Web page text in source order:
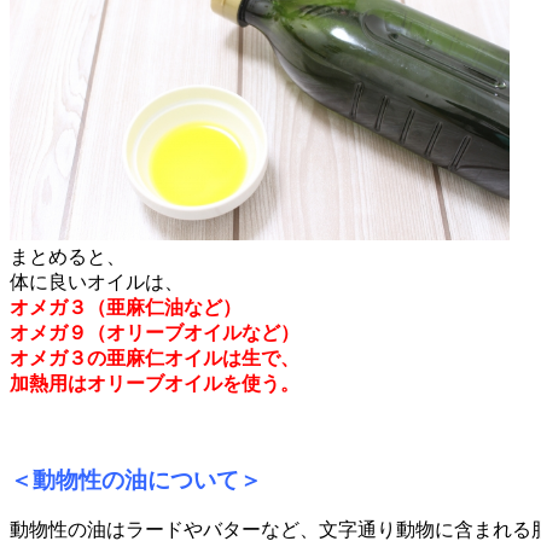
まとめると、
体に良いオイルは、
オメガ３（亜麻仁油など）
オメガ９（オリーブオイルなど）
オメガ３の亜麻仁オイルは生で、
加熱用はオリーブオイルを使う。
＜動物性の油について＞
動物性の油はラードやバターなど、文字通り動物に含まれる